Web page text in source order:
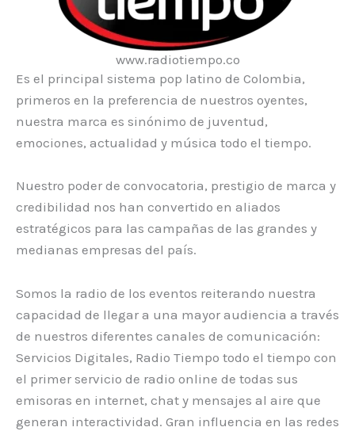
www.radiotiempo.co
Es el principal sistema pop latino de Colombia,
primeros en la preferencia de nuestros oyentes,
nuestra marca es sinónimo de juventud,
emociones, actualidad y música todo el tiempo.
Nuestro poder de convocatoria, prestigio de marca y
credibilidad nos han convertido en aliados
estratégicos para las campañas de las grandes y
medianas empresas del país.
Somos la radio de los eventos reiterando nuestra
capacidad de llegar a una mayor audiencia a través
de nuestros diferentes canales de comunicación:
Servicios Digitales, Radio Tiempo todo el tiempo con
el primer servicio de radio online de todas sus
emisoras en internet, chat y mensajes al aire que
generan interactividad. Gran influencia en las redes